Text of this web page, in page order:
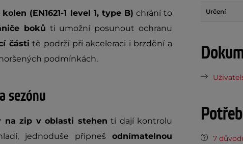
(EN1621-1 level 1, type B) chrání to
boků ti umožní posunout ochranu
části tě podrží při akceleraci i brzdění a
podmínkách.
sezónu
na zip v oblasti stehen ti dají kontrolu
jednoduše připneš odnímatelnou
Určení
7